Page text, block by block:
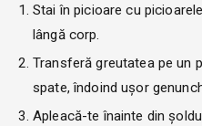
Stai în picioare cu
lângă corp.
Transferă greutatea pe un
spate, îndoind ușor
Apleacă-te înainte din